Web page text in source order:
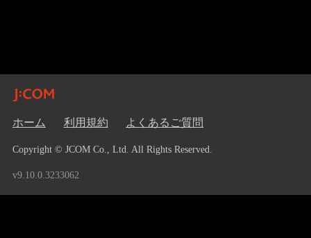
ホーム 利用規約 よくあるご質問
Copyright © JCOM Co., Ltd. All Rights Reserved.
v9.10.0.3233062